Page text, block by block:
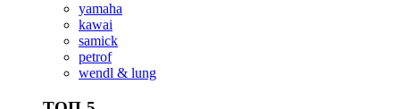
yamaha
kawai
samick
petrof
wendl & lung